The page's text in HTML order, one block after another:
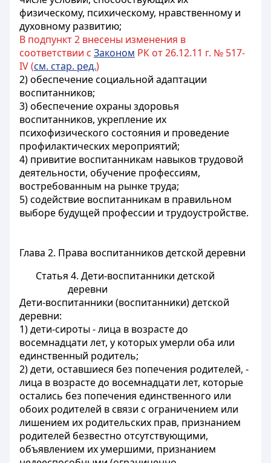
физическому, психическому, нравственному и
духовному развитию;
В подпункт 2 внесены изменения в
соответствии с Законом РК от 26.12.11 г. № 517-
IV (см. стар. ред.)
2) обеспечение социальной адаптации
воспитанников;
3) обеспечение охраны здоровья
воспитанников, укрепление их
психофизического состояния и проведение
профилактических мероприятий;
4) привитие воспитанникам навыков трудовой
деятельности, обучение профессиям,
востребованным на рынке труда;
5) содействие воспитанникам в правильном
выборе будущей профессии и трудоустройстве.
Глава 2. Права воспитанников детской деревни
Статья 4. Дети-воспитанники детской
деревни
Дети-воспитанники (воспитанники) детской
деревни:
1) дети-сироты - лица в возрасте до
восемнадцати лет, у которых умерли оба или
единственный родитель;
2) дети, оставшиеся без попечения родителей, -
лица в возрасте до восемнадцати лет, которые
остались без попечения единственного или
обоих родителей в связи с ограничением или
лишением их родительских прав, признанием
родителей безвестно отсутствующими,
объявлением их умершими, признанием